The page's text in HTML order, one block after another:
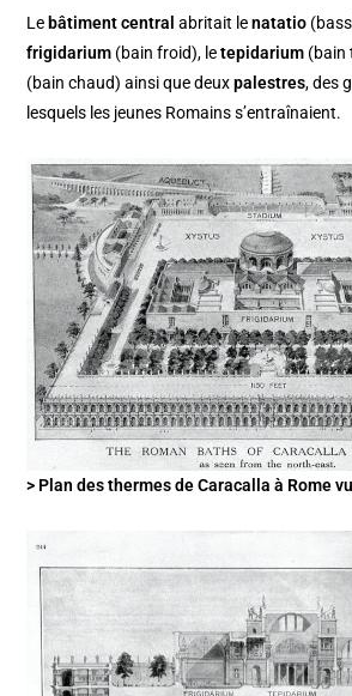
Le bâtiment central abritait lenatatio
frigidarium (bain froid), letepidarium (bain
(bain chaud) ainsi que deuxpalestres, des
lesquels les jeunes Romains s’entraînaient.
> Plan des thermes de Caracalla à Rome